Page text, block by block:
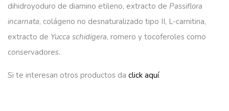
dihidroyoduro de diamino etileno, extracto de Passiflora
incarnata, colágeno no desnaturalizado tipo II, L-carnitina,
extracto de Yucca schidigera, romero y tocoferoles como
conservadores.
Si te interesan otros productos da click aquí.